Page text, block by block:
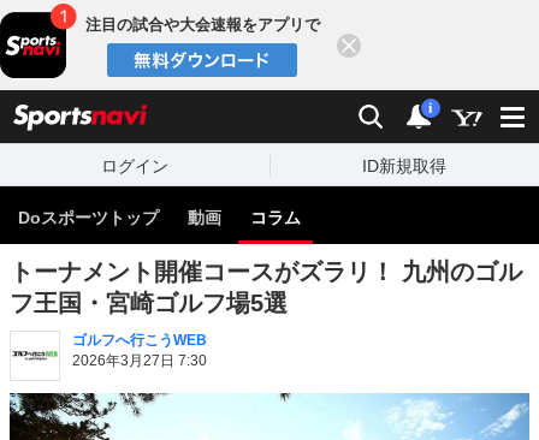
注目の試合や大会速報をアプリで
検索 通知
i
ログイン ID新規取得
Doスポーツトップ 動画 コラム
トーナメント開催コースがズラリ！ 九州のゴル
フ王国・宮崎ゴルフ場5選
ゴルフへ行こうWEB
2026年3月27日 7:30